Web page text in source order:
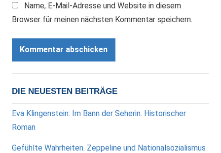
Name, E-Mail-Adresse und Website in diesem
Browser für meinen nächsten Kommentar speichern.
DIE NEUESTEN BEITRÄGE
Eva Klingenstein: Im Bann der Seherin. Historischer
Roman
Gefühlte Wahrheiten. Zeppeline und Nationalsozialismus